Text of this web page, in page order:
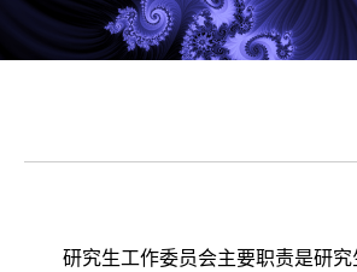
研究生工作委员会主要职责是研